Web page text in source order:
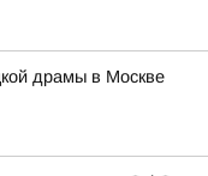
драмы в Москве